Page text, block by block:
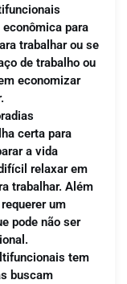
para
trabalhar ou se
de trabalho ou
economizar
certa para
a vida
relaxar em
trabalhar. Além
um
pode não ser
tem
buscam